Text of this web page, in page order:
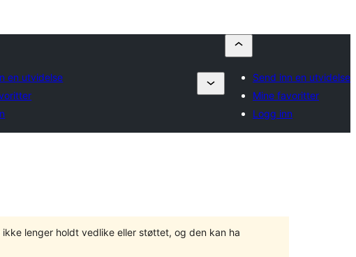
en utvidelse
Send inn en utvidelse
Mine favoritter
Logg inn
ikke lenger holdt vedlike eller støttet, og den kan ha